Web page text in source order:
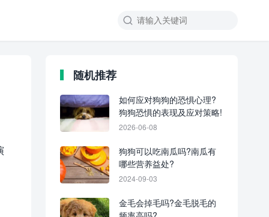
随机推荐
如何应对狗狗的恐惧心理?
狗狗恐惧的表现及应对策略!
2026-06-08
狗狗可以吃南瓜吗?南瓜有
哪些营养益处?
2024-09-03
金毛会掉毛吗?金毛脱毛的